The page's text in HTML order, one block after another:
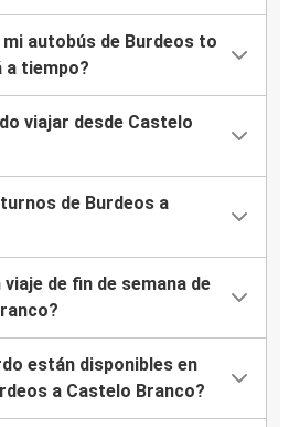
autobús de Burdeos to
a tiempo?
viajar desde Castelo
de Burdeos a
de fin de semana de
están disponibles en
a Castelo Branco?